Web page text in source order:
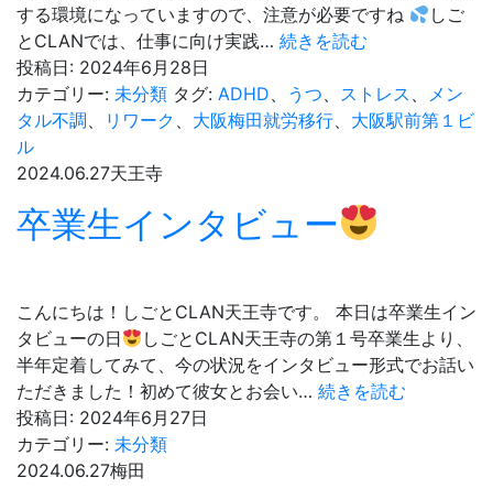
する環境になっていますので、注意が必要ですね
しご
とCLANでは、仕事に向け実践… 続きを読む
福
祉
か
疑
似
業
務
投稿日: 2024年6月28日
カテゴリー: 未分類 タグ: ADHD、 うつ、 ストレス 、 メン
タル不調、 リワーク 、 大阪梅田就労移行、 大阪駅前第１ビ
ル
2024.06.27天王寺
卒業生インタビュー
こんにちは！しごとCLAN天王寺です。 本日は卒業生イン
タビューの日
しごとCLAN天王寺の第１号卒業生より、
半年定着してみて、今の状況をインタビュー形式でお話い
ただきました！初めて彼女とお会い… 続きを読む
投稿日: 2024年6月27日
カテゴリー: 未分類
2024.06.27梅田